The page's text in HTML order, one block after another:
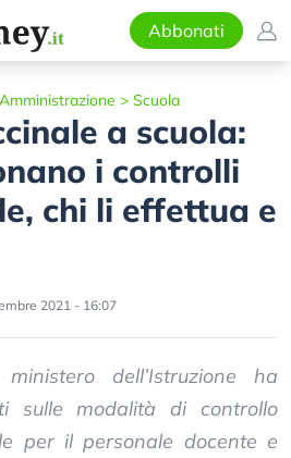
Abbonati
> Scuola
a scuola:
i controlli
chi li effettua e
2021 - 16:07
dell’Istruzione ha
sulle modalità di controllo
per il personale docente e